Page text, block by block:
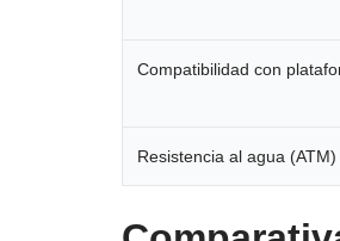
Compatibilidad con
Resistencia al agua (ATM)